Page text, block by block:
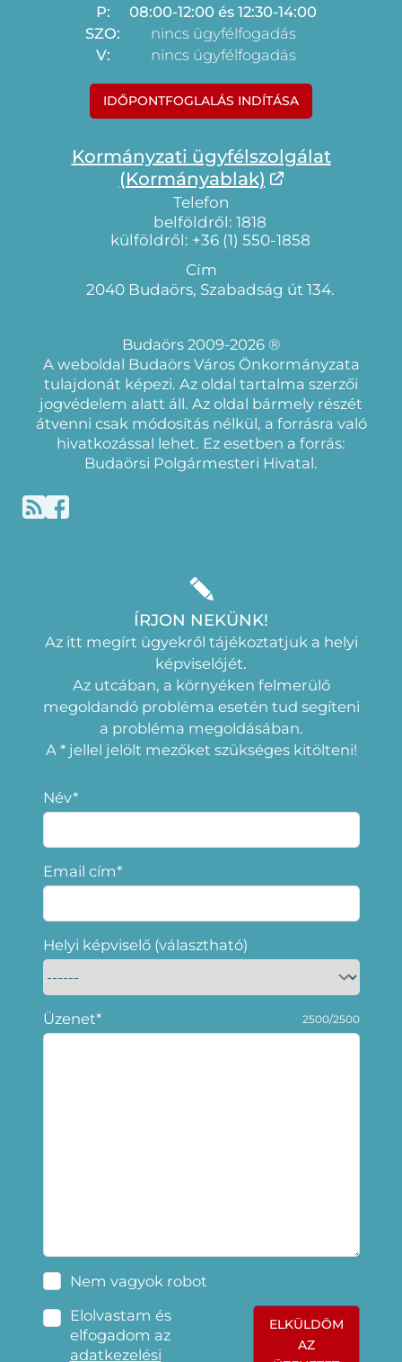
P:
08:00-12:00 és 12:30-14:00
SZO:
nincs ügyfélfogadás
V:
nincs ügyfélfogadás
IDŐPONTFOGLALÁS INDÍTÁSA
Kormányzati ügyfélszolgálat
(Kormányablak)
Telefon
belföldről: 1818
külföldről: +36 (1) 550-1858
Cím
2040 Budaörs, Szabadság út 134.
Budaörs 2009-2026 ®
A weboldal Budaörs Város Önkormányzata
tulajdonát képezi. Az oldal tartalma szerzői
jogvédelem alatt áll. Az oldal bármely részét
átvenni csak módosítás nélkül, a forrásra való
hivatkozással lehet. Ez esetben a forrás:
Budaörsi Polgármesteri Hivatal.
ÍRJON NEKÜNK!
Az itt megírt ügyekről tájékoztatjuk a helyi
képviselójét.
Az utcában, a környéken felmerülő
megoldandó probléma esetén tud segíteni
a probléma megoldásában.
A * jellel jelölt mezőket szükséges kitölteni!
Név*
Email cím*
Helyi képviselő (választható)
Üzenet* 2500/2500
Nem vagyok robot
Elolvastam és
elfogadom az
adatkezelési
ELKÜLDÖM
AZ